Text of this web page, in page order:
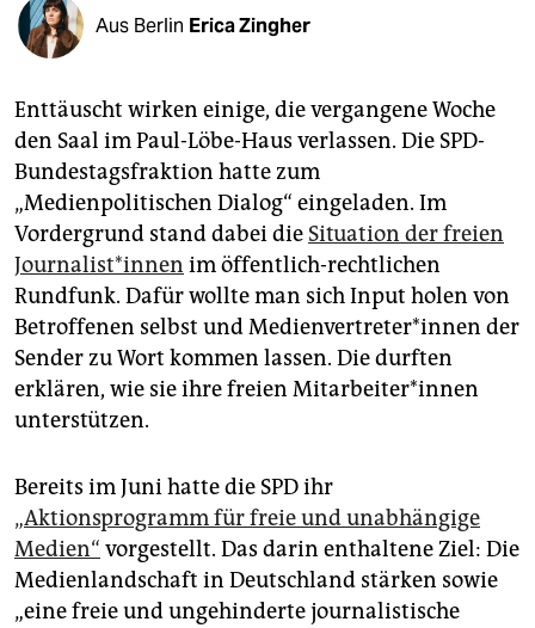
fragen & hilfe
abo
genossenschaft
epaper login
Aus Berlin Erica Zingher
Enttäuscht wirken einige, die vergangene Woche
den Saal im Paul-Löbe-Haus verlassen. Die SPD-
Bundestagsfraktion hatte zum
„Medienpolitischen Dialog“ eingeladen. Im
Vordergrund stand dabei die Situation der freien
Journalist*innen im öffentlich-rechtlichen
Rundfunk. Dafür wollte man sich Input holen von
Betroffenen selbst und Medienvertreter*innen der
Sender zu Wort kommen lassen. Die durften
erklären, wie sie ihre freien Mitarbeiter*innen
unterstützen.
Bereits im Juni hatte die SPD ihr
„Aktionsprogramm für freie und unabhängige
Medien“ vorgestellt. Das darin enthaltene Ziel: Die
Medienlandschaft in Deutschland stärken sowie
„eine freie und ungehinderte journalistische